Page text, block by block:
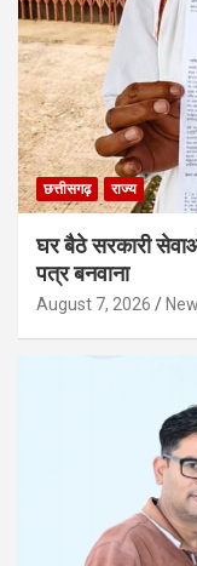
छत्तीसगढ़ राज्य
घर बैठे सरकारी
पत्र बनवाना
August 7, 2026